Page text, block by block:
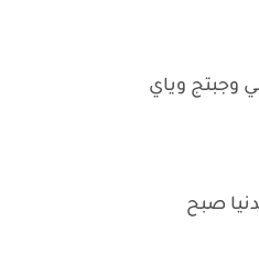
وجبتج وياي
صبح